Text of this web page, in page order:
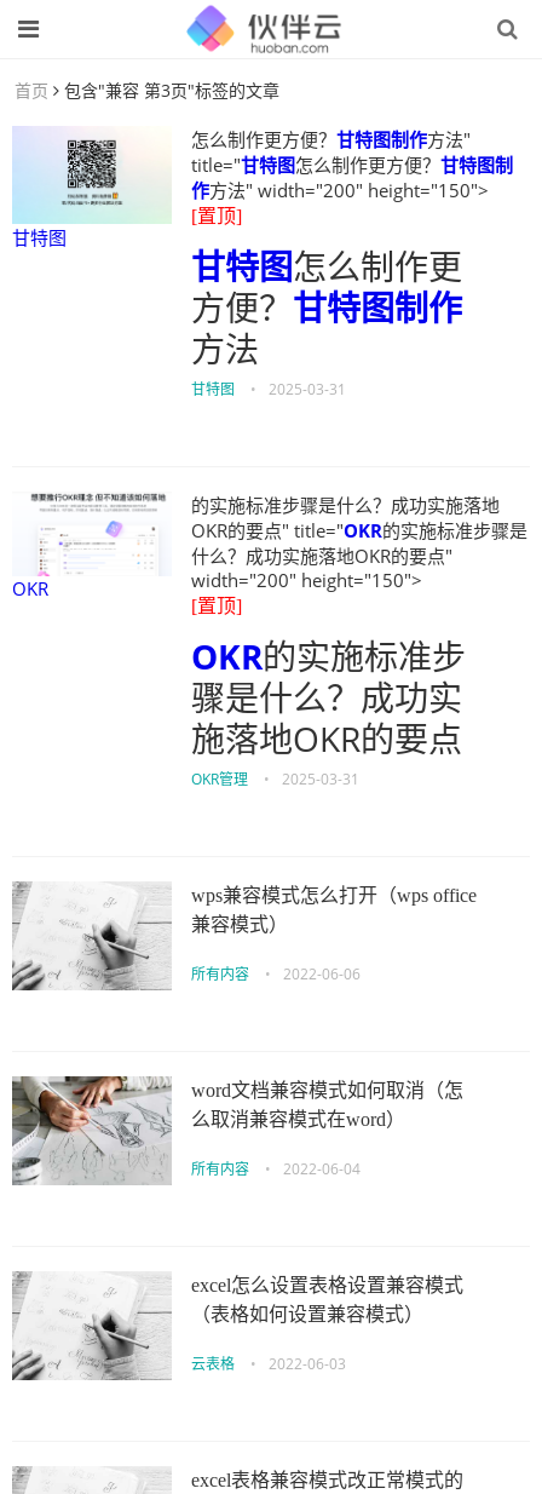
首页 包含"兼容 第3页"标签的文章
甘特图
怎么制作更方便？ 甘特图制作方法"
title="甘特图怎么制作更方便？ 甘特图制
作方法" width="200" height="150">
[置顶]
甘特图怎么制作更
方便？ 甘特图制作
方法
甘特图 • 2025-03-31
OKR
的实施标准步骤是什么？成功实施落地
OKR的要点" title="OKR的实施标准步骤是
什么？成功实施落地OKR的要点"
width="200" height="150">
[置顶]
OKR的实施标准步
骤是什么？成功实
施落地OKR的要点
OKR管理 • 2025-03-31
wps兼容模式怎么打开（wps office
兼容模式）
所有内容 • 2022-06-06
word文档兼容模式如何取消（怎
么取消兼容模式在word）
所有内容 • 2022-06-04
excel怎么设置表格设置兼容模式
（表格如何设置兼容模式）
云表格 • 2022-06-03
excel表格兼容模式改正常模式的